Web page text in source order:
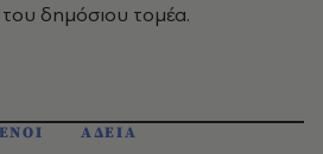
δημόσιου τομέα.
ΑΔΕΙΑ